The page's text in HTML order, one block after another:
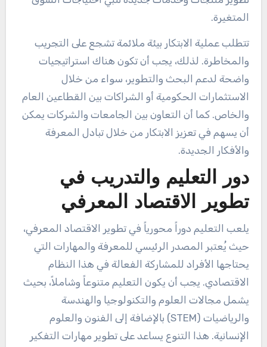
المتغيرة.
تتطلب عملية الابتكار بيئة ملائمة تشجع على التجريب
والمخاطرة. لذلك، يجب أن تكون هناك استراتيجيات
واضحة لدعم البحث والتطوير، سواء من خلال
الاستثمارات الحكومية أو الشراكات بين القطاعين العام
والخاص. كما أن التعاون بين الجامعات والشركات يمكن
أن يسهم في تعزيز الابتكار من خلال تبادل المعرفة
والأفكار الجديدة.
دور التعليم والتدريب في
تطوير الاقتصاد المعرفي
يلعب التعليم دوراً محورياً في تطوير الاقتصاد المعرفي،
حيث يُعتبر المصدر الرئيسي للمعرفة والمهارات التي
يحتاجها الأفراد للمشاركة الفعالة في هذا النظام
الاقتصادي. يجب أن يكون التعليم متنوعاً وشاملاً، بحيث
يشمل مجالات العلوم والتكنولوجيا والهندسة
والرياضيات (STEM) بالإضافة إلى الفنون والعلوم
الإنسانية. هذا التنوع يساعد على تطوير مهارات التفكير